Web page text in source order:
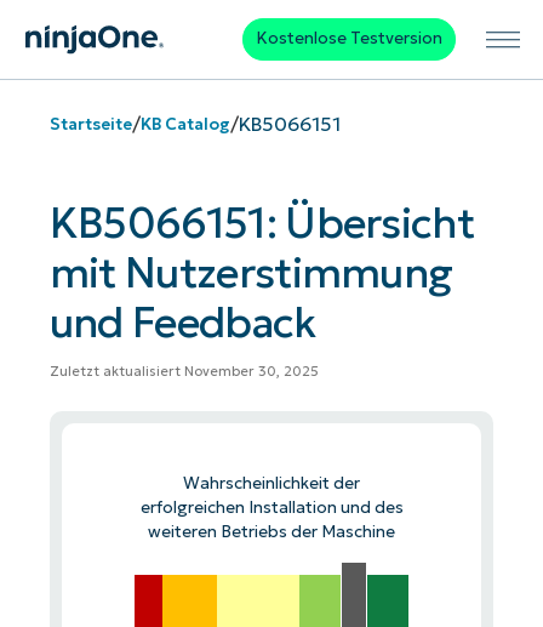
Kostenlose Testversion
Startseite/KB Catalog/KB5066151
KB5066151: Übersicht
mit Nutzerstimmung
und Feedback
Zuletzt aktualisiert November 30, 2025
Wahrscheinlichkeit der
erfolgreichen Installation und des
weiteren Betriebs der Maschine